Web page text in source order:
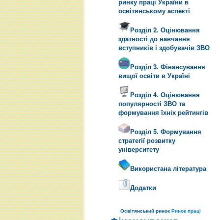
освітянському аспекті
Розділ 2. Оцінювання
здатності до навчання
вступників і здобувачів ЗВО
Розділ 3. Фінансування
вищої освіти в Україні
Розділ 4. Оцінювання
популярності ЗВО та
формування їхніх рейтингів
Розділ 5. Формування
стратегії розвитку
університету
Використана література
Додатки
Освітянський ринок Ринок праці